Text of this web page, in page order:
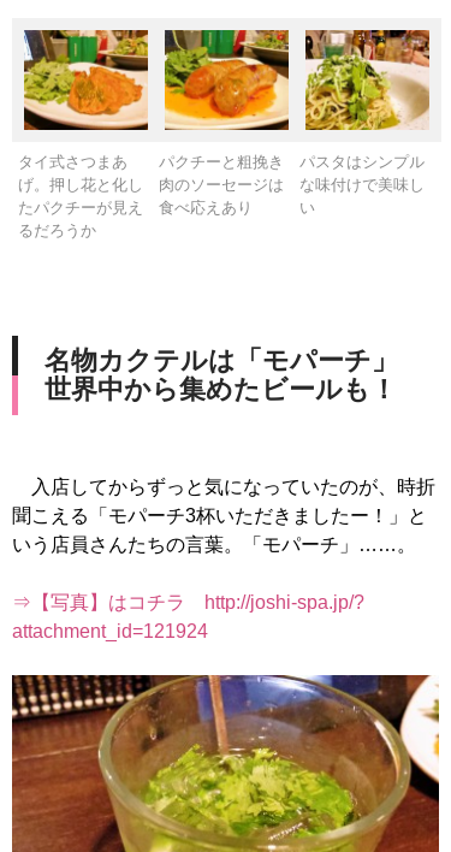
タイ式さつまあ
げ。押し花と化し
たパクチーが見え
るだろうか
パクチーと粗挽き
肉のソーセージは
食べ応えあり
パスタはシンプル
な味付けで美味し
い
名物カクテルは「モパーチ」
世界中から集めたビールも！
入店してからずっと気になっていたのが、時折
聞こえる「モパーチ3杯いただきましたー！」と
いう店員さんたちの言葉。「モパーチ」……。
⇒【写真】はコチラ http://joshi-spa.jp/?
attachment_id=121924